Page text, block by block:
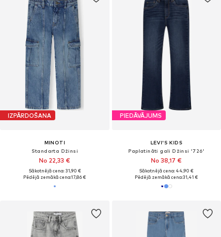
IZPĀRDOŠANA
MINOTI
Standarta Džinsi
No 22,33 €
Sākotnējā cena: 31,90 €
Pēdējā zemākā cena:17,86 €
PIEDĀVĀJUMS
LEVI'S KIDS
Paplatināti gali Džinsi '726'
No 38,17 €
Sākotnējā cena: 44,90 €
Pēdējā zemākā cena:31,41 €